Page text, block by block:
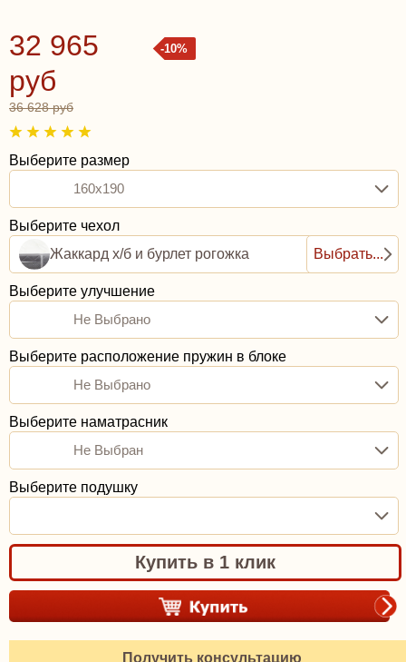
-10%
32 965
руб
36 628 руб
Выберите размер
160x190
Выберите чехол
Жаккард х/б и бурлет рогожка
Выбрать...
Выберите улучшение
Не Выбрано
Выберите расположение пружин в блоке
Не Выбрано
Выберите наматрасник
Не Выбран
Выберите подушку
Купить в 1 клик
Получить консультацию